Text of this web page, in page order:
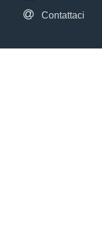
Contattaci